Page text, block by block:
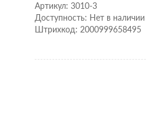
Артикул: 3010-3
Доступность: Нет в наличии
Штрихкод: 2000999658495